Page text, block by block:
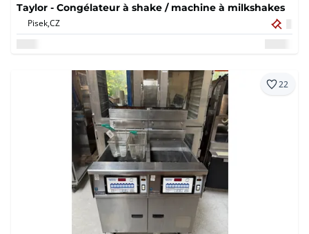
Taylor - Congélateur à shake / machine à milkshakes
Pisek,CZ
22